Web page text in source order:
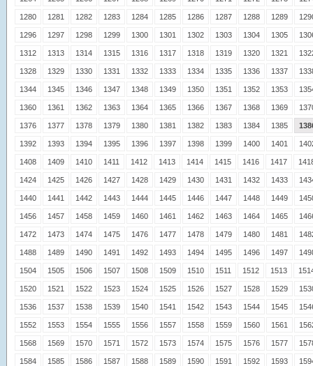
1280 1281 1282 1283 1284 1285 1286 1287 1288 1289
1296 1297 1298 1299 1300 1301 1302 1303 1304 1305
1312 1313 1314 1315 1316 1317 1318 1319 1320 1321
1328 1329 1330 1331 1332 1333 1334 1335 1336 1337
1344 1345 1346 1347 1348 1349 1350 1351 1352 1353
1360 1361 1362 1363 1364 1365 1366 1367 1368 1369
1376 1377 1378 1379 1380 1381 1382 1383 1384 1385
1392 1393 1394 1395 1396 1397 1398 1399 1400 1401
1408 1409 1410 1411 1412 1413 1414 1415 1416 1417
1424 1425 1426 1427 1428 1429 1430 1431 1432 1433
1440 1441 1442 1443 1444 1445 1446 1447 1448 1449
1456 1457 1458 1459 1460 1461 1462 1463 1464 1465
1472 1473 1474 1475 1476 1477 1478 1479 1480 1481
1488 1489 1490 1491 1492 1493 1494 1495 1496 1497
1504 1505 1506 1507 1508 1509 1510 1511 1512 1513
1520 1521 1522 1523 1524 1525 1526 1527 1528 1529
1536 1537 1538 1539 1540 1541 1542 1543 1544 1545
1552 1553 1554 1555 1556 1557 1558 1559 1560 1561
1568 1569 1570 1571 1572 1573 1574 1575 1576 1577
1584 1585 1586 1587 1588 1589 1590 1591 1592 1593